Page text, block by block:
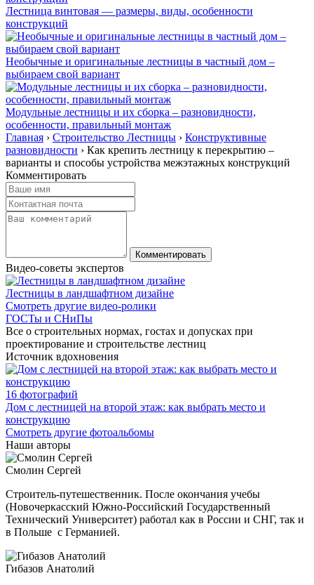
Лестница винтовая — размеры, виды, особенности
конструкций
Необычные и оригинальные лестницы в частный дом –
выбираем свой вариант
Модульные лестницы и их сборка – разновидности,
особенности, правильный монтаж
Главная › Строительство Лестницы › Конструктивные
разновидности › Как крепить лестницу к перекрытию –
варианты и способы устройства межэтажных конструкций
Комментировать
Видео-советы экспертов
Лестницы в ландшафтном дизайне
Смотреть другие видео-ролики
ГОСТы и СНиПы
Все о строительных нормах, гостах и допусках при
проектирование и строительстве лестниц
Источник вдохновения
16 фотографий
Дом с лестницей на второй этаж: как выбрать место и
конструкцию
Смотреть другие фотоальбомы
Наши авторы
Смолин Сергей
Строитель-путешественник. После окончания учебы
(Новочеркасский Южно-Российский Государственный
Технический Университет) работал как в России и СНГ, так и
в Польше с Германией.
Гибазов Анатолий